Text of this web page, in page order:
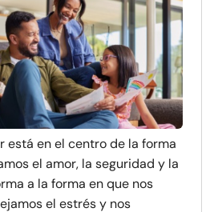
está en el centro de la forma
el amor, la seguridad y la
a la forma en que nos
el estrés y nos